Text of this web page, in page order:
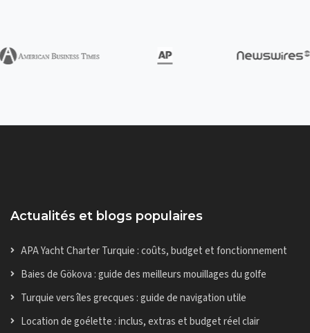
Actualités et blogs populaires
APA Yacht Charter Turquie : coûts, budget et fonctionnement
Baies de Gökova : guide des meilleurs mouillages du golfe
Turquie vers îles grecques : guide de navigation utile
Location de goélette : inclus, extras et budget réel clair